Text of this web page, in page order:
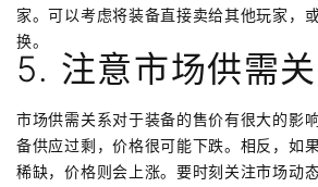
家。可以考虑将装备直接卖给其他玩家，
换。
5. 注意市场供需
市场供需关系对于装备的售价有很大的影
备供应过剩，价格很可能下跌。相反，如
稀缺，价格则会上涨。要时刻关注市场动